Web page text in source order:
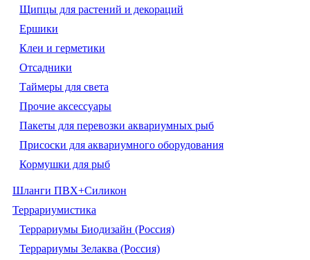
Щипцы для растений и декораций
Ершики
Клеи и герметики
Отсадники
Таймеры для света
Прочие аксессуары
Пакеты для перевозки аквариумных рыб
Присоски для аквариумного оборудования
Кормушки для рыб
Шланги ПВХ+Силикон
Террариумистика
Террариумы Биодизайн (Россия)
Террариумы Зелаква (Россия)